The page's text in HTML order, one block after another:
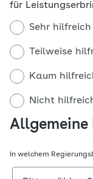
für
Sehr hilfreich
Teilweise
Kaum
Nicht
Allgemeine
In welchem